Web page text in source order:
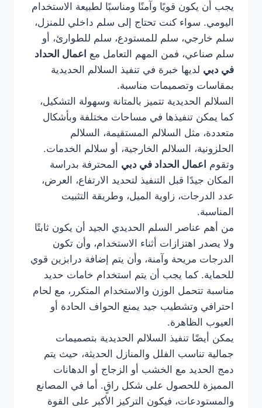
يجب أن يكون قويًا وآمنًا ومناسبًا لطبيعة الاستخدام
اليومي. سواء كنت تحتاج إلى سلم داخلي للمنزل،
سلم خارجي، سلم للمستودع، سلم للطوارئ، أو
سلم صناعي، فمن المهم التعامل مع اعمال الحداد
في دبي لديها خبرة في تنفيذ السلالم الحديدية
بمقاسات وتصميمات مناسبة.
السلالم الحديدية تتميز بالمتانة وسهولة التشكيل،
كما يمكن تنفيذها في مساحات مختلفة وبأشكال
متعددة، مثل السلالم المستقيمة، السلالم
الحلزونية، السلالم الخارجية، أو سلالم الخدمات.
وتقوم اعمال الحداد في دبي المحترفة بدراسة
المكان جيدًا قبل التنفيذ لتحديد الارتفاع، العرض،
عدد الدرجات، زاوية الميل، وطريقة التثبيت
المناسبة.
من أهم عناصر السلم الحديدي الجيد أن يكون ثابتًا
ولا يصدر اهتزازات أثناء الاستخدام، وأن تكون
الدرجات مريحة وآمنة، وأن يتم إضافة درابزين قوي
للحماية. كما يجب أن يتم استخدام خامات حديد
مناسبة تتحمل الوزن والاستخدام المتكرر، مع لحام
احترافي وتشطيب جيد يمنع الحواف الحادة أو
العيوب الظاهرة.
يمكن أيضًا تنفيذ السلالم الحديدية بتصميمات
جمالية تناسب الفلل والمنازل الحديثة، حيث يتم
دمج الحديد مع الخشب أو الزجاج أو الدهانات
المميزة للحصول على شكل راقٍ. أما في المصانع
والمستودعات، فيكون التركيز الأكبر على القوة